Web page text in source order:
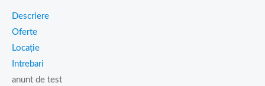
Descriere
Oferte
Locație
Intrebari
anunt de test